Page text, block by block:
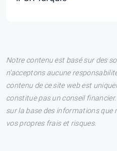
Notre contenu est basé sur des
n'acceptons aucune
contenu de ce site web est
constitue pas un conseil
sur la base des informations
vos propres frais et risques.